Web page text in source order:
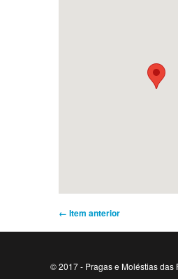
← Item anterior
© 2017 - Pragas e Moléstias das